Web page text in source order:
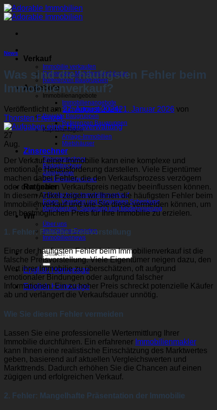
Zum
Inhalt
Verkauf
Immobilie verkaufen
Referenzen Mehrfamilienhäuser
Referenzen Baugruppen
Angebote
Immobilienangebote
Immobilienangebote
Suchauftrag für Käufer
Projekte Baugruppen
Referenzen Baugruppen
Kapitalanlagen
Anlage-Immobilien
Mietshäuser
Zinsrechner
Tilgungsrechner
Budgetrechner
Zinsrechner
Der Einkaufsrechner
Ratgeber
7 Fehler beim Immobilienverkauf
Erben, Vererben und Königsweg Schenkung
Renovierung, Sanierung und Modernisierung
Wir
Über uns
Immobilien-Experten
Immobiliennews
English Homepage
English Homepage
News
Was sind die häufigsten Fehler beim
Immobilienverkauf?
Veröffentlicht am27. August 202421. Januar 2026 von
Thorsten Frenzel
27
Aug.
Der Verkauf einer Immobilie kann eine komplexe und
emotionale Herausforderung darstellen. Viele Eigentümer
machen dabei Fehler, die den Verkaufsprozess verzögern
oder den finalen Verkaufspreis negativ beeinflussen können.
In diesem Artikel zeigen wir Ihnen die häufigsten Fehler beim
Immobilienverkauf und wie Sie diese vermeiden können, um
den bestmöglichen Preis für Ihre Immobilie zu erzielen.
1. Fehler: Falsche Preisvorstellung
Einer der häufigsten Fehler beim Immobilienverkauf ist die
falsche Preisvorstellung. Viele Eigentümer neigen dazu, den
Wert ihrer Immobilie zu überschätzen, oft aufgrund
emotionaler Bindungen oder aufgrund falscher
Informationen. Ein zu hoher Preis schreckt potenzielle Käufer
ab und verlängert die Verkaufsdauer unnötig.
Wie Sie diesen Fehler vermeiden
Lassen Sie eine professionelle Wertermittlung Ihrer
Immobilie durchführen. Ein erfahrener Immobilienmakler
kann Ihnen eine realistische Einschätzung des Marktwertes
geben, basierend auf aktuellen Vergleichswerten und
Markttrends. Dadurch erhöhen Sie die Chancen auf einen
zügigen und erfolgreichen Verkauf.
2. Fehler: Mangelhafte Präsentation der Immobilie